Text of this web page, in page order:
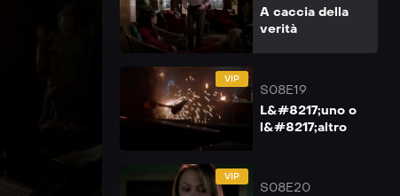
A caccia della
verità
VIP
S08E19
L&#8217;uno o
l&#8217;altro
VIP
S08E20